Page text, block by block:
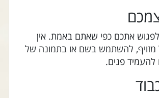
אתכם כפי שאתם באמת. אין
מזויף, להשתמש בשם או בתמונה של
להעמיד פנים.